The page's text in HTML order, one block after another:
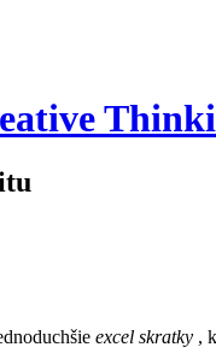
excel skratky ,